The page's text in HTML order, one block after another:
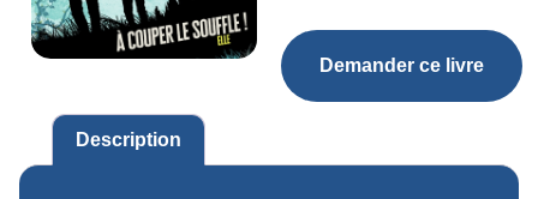
Demander ce livre
Description